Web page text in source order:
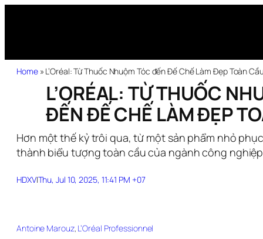
Home» L’Oréal: Từ Thuốc Nhuộm Tóc đến Đế Chế Làm Đẹp Toàn
L’ORÉAL: TỪ THUỐC
ĐẾN ĐẾ CHẾ LÀM ĐẸP
Hơn một thế kỷ trôi qua, từ một sản phẩm nhỏ
thành biểu tượng toàn cầu của ngành công
HDXV|Thu, Jul 10, 2025, 11:41 PM +07
Antoine Marouz, L’Oréal Professionnel